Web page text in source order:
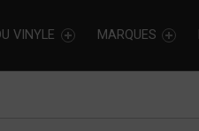
VINYLE MARQUES